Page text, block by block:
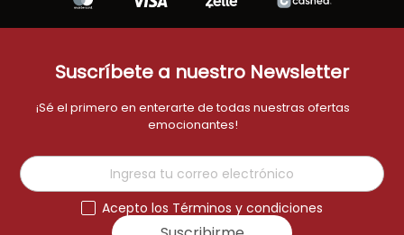
Suscríbete a nuestro Newsletter
¡Sé el primero en enterarte de todas nuestras ofertas
emocionantes!
Acepto los Términos y condiciones